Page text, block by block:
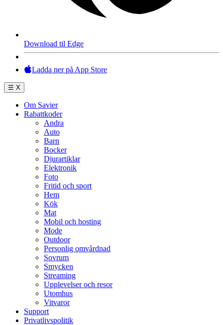
Download til Edge
Ladda ner på App Store
☰ X
Om Savier
Rabattkoder
Andra
Auto
Barn
Bocker
Djurartiklar
Elektronik
Foto
Fritid och sport
Hem
Kök
Mat
Mobil och hosting
Mode
Outdoor
Personlig omvårdnad
Sovrum
Smycken
Streaming
Upplevelser och resor
Utomhus
Vitvaror
Support
Privatlivspolitik